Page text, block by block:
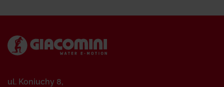
ul. Koniuchy 8,